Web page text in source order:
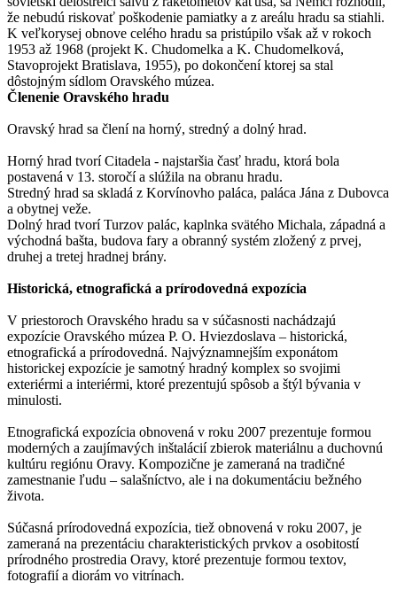
že nebudú riskovať poškodenie pamiatky a z areálu hradu sa stiahli.
K veľkorysej obnove celého hradu sa pristúpilo však až v rokoch
1953 až 1968 (projekt K. Chudomelka a K. Chudomelková,
Stavoprojekt Bratislava, 1955), po dokončení ktorej sa stal
dôstojným sídlom Oravského múzea.
Členenie Oravského hradu
Oravský hrad sa člení na horný, stredný a dolný hrad.
Horný hrad tvorí Citadela - najstaršia časť hradu, ktorá bola
postavená v 13. storočí a slúžila na obranu hradu.
Stredný hrad sa skladá z Korvínovho paláca, paláca Jána z Dubovca
a obytnej veže.
Dolný hrad tvorí Turzov palác, kaplnka svätého Michala, západná a
východná bašta, budova fary a obranný systém zložený z prvej,
druhej a tretej hradnej brány.
Historická, etnografická a prírodovedná expozícia
V priestoroch Oravského hradu sa v súčasnosti nachádzajú
expozície Oravského múzea P. O. Hviezdoslava – historická,
etnografická a prírodovedná. Najvýznamnejším exponátom
historickej expozície je samotný hradný komplex so svojimi
exteriérmi a interiérmi, ktoré prezentujú spôsob a štýl bývania v
minulosti.
Etnografická expozícia obnovená v roku 2007 prezentuje formou
moderných a zaujímavých inštalácií zbierok materiálnu a duchovnú
kultúru regiónu Oravy. Kompozične je zameraná na tradičné
zamestnanie ľudu – salašníctvo, ale i na dokumentáciu bežného
života.
Súčasná prírodovedná expozícia, tiež obnovená v roku 2007, je
zameraná na prezentáciu charakteristických prvkov a osobitostí
prírodného prostredia Oravy, ktoré prezentuje formou textov,
fotografií a diorám vo vitrínach.